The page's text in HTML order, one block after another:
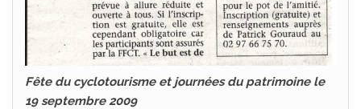
Fête du cyclotourisme et journées du patrimoine le
19 septembre 2009